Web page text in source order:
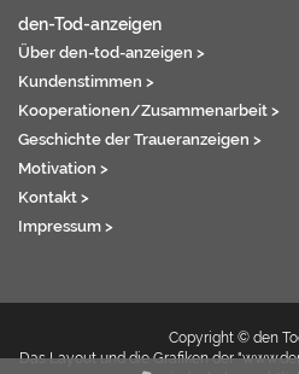
den-Tod-anzeigen
Über den-tod-anzeigen >
Kundenstimmen >
Kooperationen/Zusammenarbeit >
Geschichte der Traueranzeigen >
Motivation >
Kontakt >
Impressum >
Copyright © den
Das Layout und die Grafiken der